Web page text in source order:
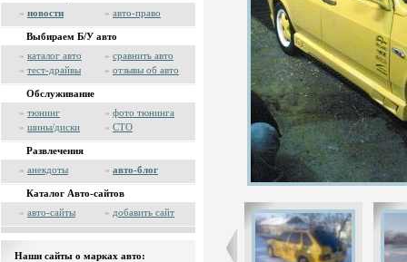
» новости » авто-право
Выбираем Б/У авто
» каталог авто » сравнить авто
» тест-драйвы » отзывы об авто
Обслуживание
» тюнинг » фото тюнинга
» шины/диски » СТО
Развлечения
» анекдоты » авто-блог
Каталог Авто-сайтов
» авто-сайты » добавить сайт
Наши сайты о марках авто: